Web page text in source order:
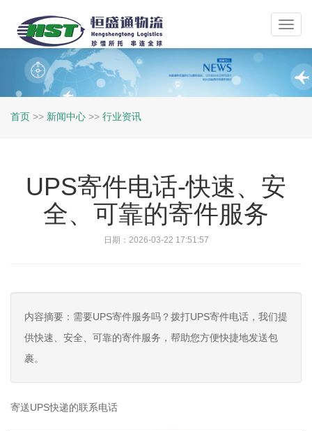
首页 >> 新闻中心 >> 行业资讯
UPS寄件电话-快速、安
全、可靠的寄件服务
日期：2026-03-22 17:51:57
内容摘要：需要UPS寄件服务吗？拨打UPS寄件电话，我们提
供快速、安全、可靠的寄件服务，帮助您方便快捷地发送包
裹。
寄送UPS快递的联系电话